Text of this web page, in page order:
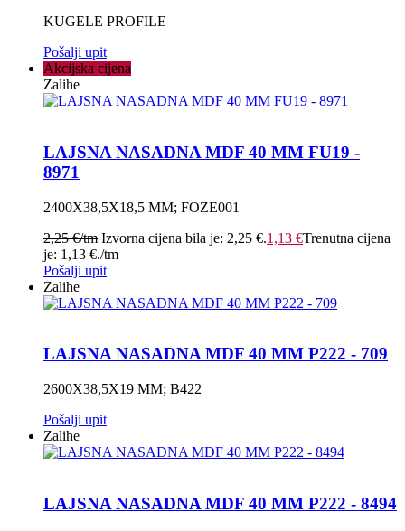
KUGELE PROFILE
Pošalji upit
Akcijska cijena
Zalihe
LAJSNA NASADNA MDF 40 MM FU19 -
8971
2400X38,5X18,5 MM; FOZE001
2,25€/tm Izvorna cijena bila je: 2,25 €.1,13 €Trenutna cijena
je: 1,13 €./tm
Pošalji upit
Zalihe
LAJSNA NASADNA MDF 40 MM P222 - 709
2600X38,5X19 MM; B422
Pošalji upit
Zalihe
LAJSNA NASADNA MDF 40 MM P222 - 8494